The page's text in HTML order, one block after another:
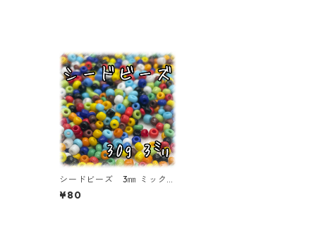
シードビーズ 3㎜ ミックス
カラー 不透明タイプ 30
ｇ【SEED-BEADS-o03-MI
¥80